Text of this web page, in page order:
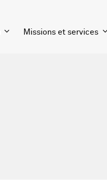
Missions et services